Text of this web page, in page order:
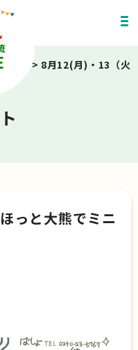
大熊 > 8月12(月)・13（火
っと大熊でミニ